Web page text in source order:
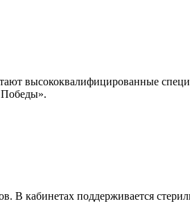
высококвалифицированные
Победы».
поддерживается